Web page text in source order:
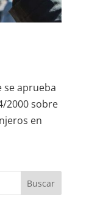
se aprueba
2000 sobre
en
Buscar